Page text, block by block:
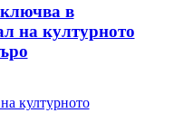
в
на културното